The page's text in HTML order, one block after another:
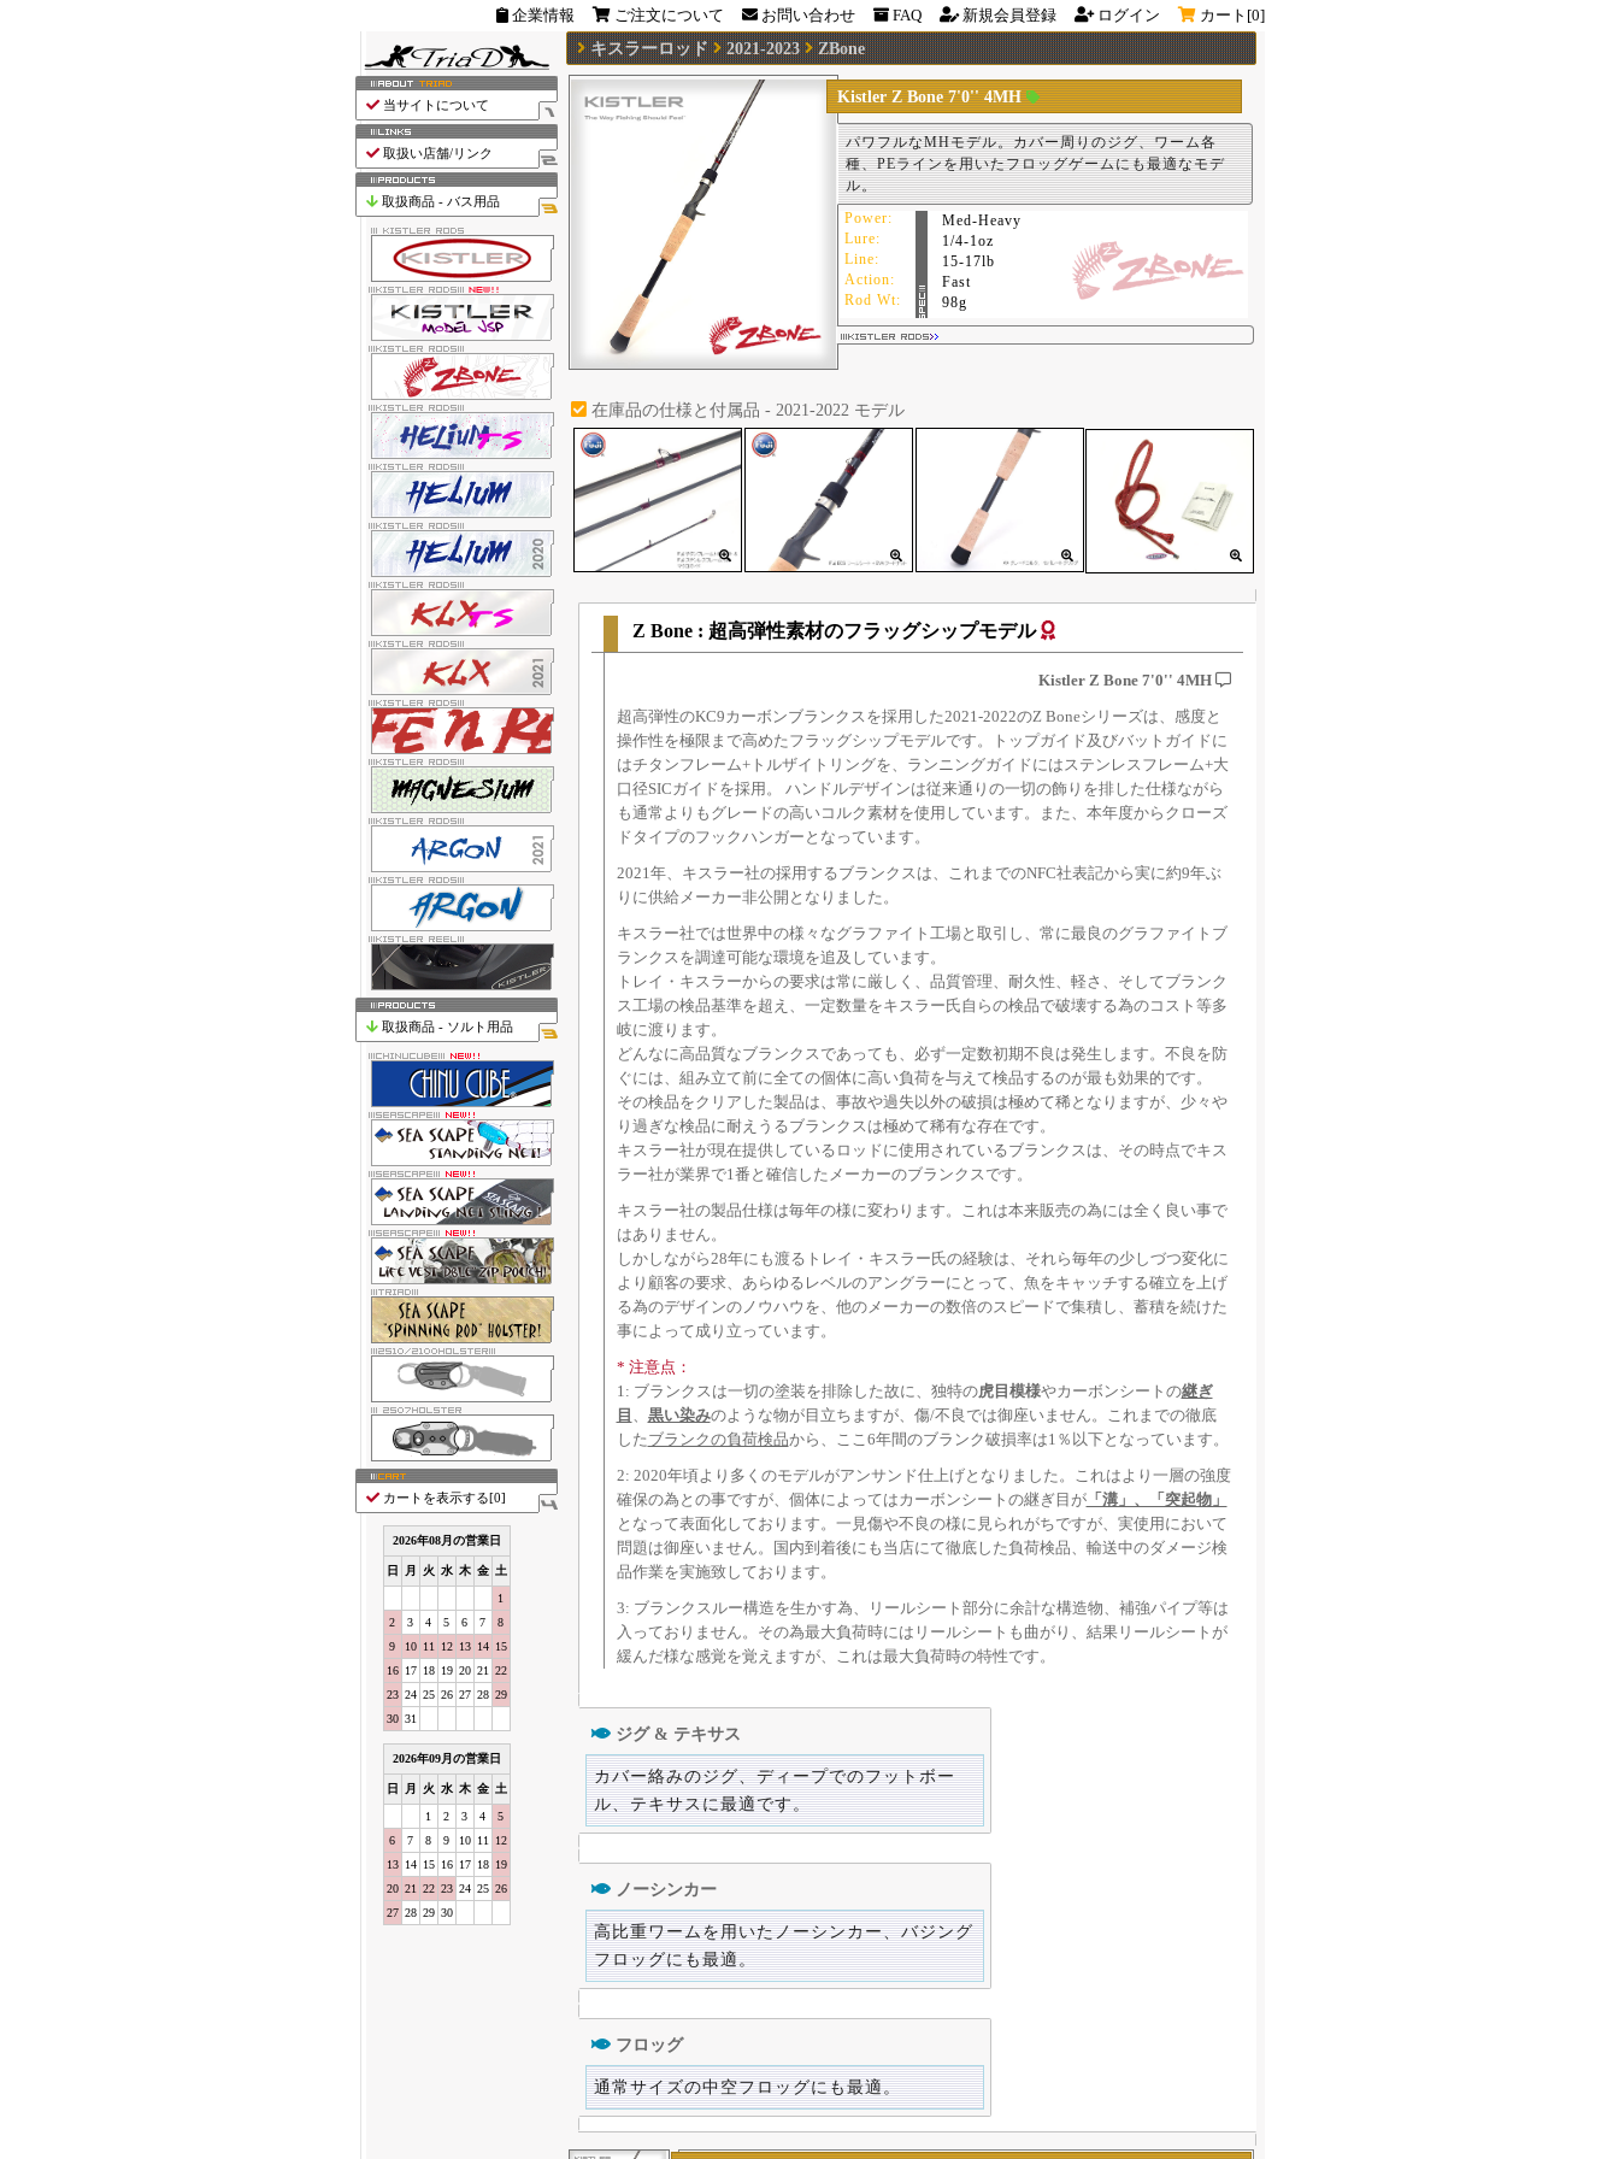
企業情報 ご注文について お問い合わせ FAQ 新規会員登録 ログイン カート[0]
キスラーロッド 2021-2023 ZBone
Kistler Z Bone 7'0'' 4MH
パワフルなMHモデル。カバー周りのジグ、ワーム各
種、PEラインを用いたフロッグゲームにも最適なモデ
ル。
Power:
Med-Heavy
Lure:
1/4-1oz
Line:
15-17lb
Action:
Fast
Rod Wt:
98g
在庫品の仕様と付属品 - 2021-2022 モデル
Z Bone : 超高弾性素材のフラッグシップモデル
Kistler Z Bone 7'0'' 4MH
超高弾性のKC9カーボンブランクスを採用した2021-2022のZ Boneシリーズは、感度と
操作性を極限まで高めたフラッグシップモデルです。トップガイド及びバットガイドに
はチタンフレーム+トルザイトリングを、ランニングガイドにはステンレスフレーム+大
口径SICガイドを採用。 ハンドルデザインは従来通りの一切の飾りを排した仕様ながら
も通常よりもグレードの高いコルク素材を使用しています。また、本年度からクローズ
ドタイプのフックハンガーとなっています。
2021年、キスラー社の採用するブランクスは、これまでのNFC社表記から実に約9年ぶ
りに供給メーカー非公開となりました。
キスラー社では世界中の様々なグラファイト工場と取引し、常に最良のグラファイトブ
ランクスを調達可能な環境を追及しています。
トレイ・キスラーからの要求は常に厳しく、品質管理、耐久性、軽さ、そしてブランク
ス工場の検品基準を超え、一定数量をキスラー氏自らの検品で破壊する為のコスト等多
岐に渡ります。
どんなに高品質なブランクスであっても、必ず一定数初期不良は発生します。不良を防
ぐには、組み立て前に全ての個体に高い負荷を与えて検品するのが最も効果的です。
その検品をクリアした製品は、事故や過失以外の破損は極めて稀となりますが、少々や
り過ぎな検品に耐えうるブランクスは極めて稀有な存在です。
キスラー社が現在提供しているロッドに使用されているブランクスは、その時点でキス
ラー社が業界で1番と確信したメーカーのブランクスです。
キスラー社の製品仕様は毎年の様に変わります。これは本来販売の為には全く良い事で
はありません。
しかしながら28年にも渡るトレイ・キスラー氏の経験は、それら毎年の少しづつ変化に
より顧客の要求、あらゆるレベルのアングラーにとって、魚をキャッチする確立を上げ
る為のデザインのノウハウを、他のメーカーの数倍のスピードで集積し、蓄積を続けた
事によって成り立っています。
* 注意点：
1: ブランクスは一切の塗装を排除した故に、独特の虎目模様やカーボンシートの継ぎ
目
黒い染みのような物が目立ちますが、傷/不良では御座いません。これまでの徹底
したブランクの負荷検品から、ここ6年間のブランク破損率は1％以下となっています。
2: 2020年頃より多くのモデルがアンサンド仕上げとなりました。これはより一層の強度
確保の為との事ですが、個体によってはカーボンシートの継ぎ目が「溝」、「突起物」
となって表面化しております。一見傷や不良の様に見られがちですが、実使用において
問題は御座いません。国内到着後にも当店にて徹底した負荷検品、輸送中のダメージ検
品作業を実施致しております。
3: ブランクスルー構造を生かす為、リールシート部分に余計な構造物、補強パイプ等は
入っておりません。その為最大負荷時にはリールシートも曲がり、結果リールシートが
緩んだ様な感覚を覚えますが、これは最大負荷時の特性です。
ジグ & テキサス
カバー絡みのジグ、ディープでのフットボー
ル、テキサスに最適です。
ノーシンカー
高比重ワームを用いたノーシンカー、バジング
フロッグにも最適。
フロッグ
通常サイズの中空フロッグにも最適。
当サイトについて
取扱い店舗/リンク
取扱商品 - バス用品
取扱商品 - ソルト用品
カートを表示する[0]
2026年08月の営業日
日 月 火 水 木 金 土
1
2
3 4 5 6 7
8
9
10 11 12 13 14 15
16 17 18 19 20 21
22
23 24 25 26 27 28 29
30 31
2026年09月の営業日
日 月 火 水 木 金 土
1 2 3 4
5
6
7 8 9 10 11
12
13 14 15 16 17 18 19
20 21 22 23 24 25 26
27 28 29 30